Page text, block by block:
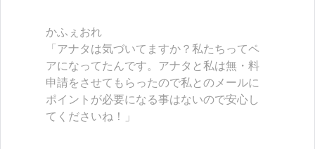
かふぇおれ
「アナタは気づいてますか？私たちってペ
アになってたんです。アナタと私は無・料
申請をさせてもらったので私とのメールに
ポイントが必要になる事はないので安心し
てくださいね！」